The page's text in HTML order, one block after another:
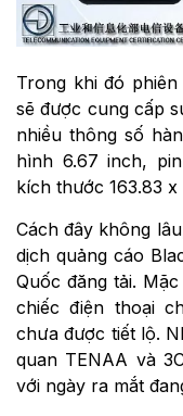
Trong khi đó
sẽ được cung cấp
nhiều thông số
hình 6.67 inch,
kích thước 163.83 x
Cách đây không
dịch quảng cáo
Quốc đăng tải.
chiếc điện thoại
chưa được tiết lộ.
quan TENAA và
với ngày ra mắt